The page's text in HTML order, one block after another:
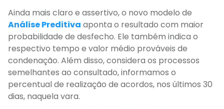
Ainda mais claro e assertivo, o novo modelo de
Análise Preditiva aponta o resultado com maior
probabilidade de desfecho. Ele também indica o
respectivo tempo e valor médio prováveis de
condenação. Além disso, considera os processos
semelhantes ao consultado, informamos o
percentual de realização de acordos, nos últimos 30
dias, naquela vara.